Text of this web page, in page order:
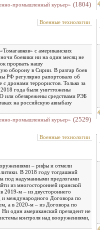
промышленный курьер» (1804)
Военные технологии
с американских
боевики ни на один месяц не
прорвать нашу
оборону в Сирии. В разгар боев
РФ регулярно рапортовало об
с дронами террористов. Только за
2018 года были уничтожены
или обезврежены средствами РЭБ
на российскую авиабазу
промышленный курьер» (2529)
Военные технологии
– рифы и отмели
В 2018 году тогдашний
под надуманными предлогами
из многосторонней иранской
2019-м – из двустороннего
международного Договора по
а в 2020-м – из Договора по
один американский президент не
контроля над вооружениями,